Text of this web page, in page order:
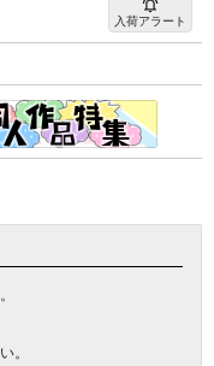
入荷アラート
。